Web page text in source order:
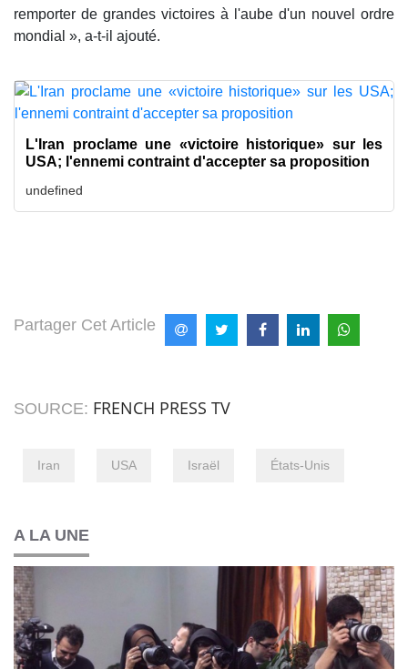
remporter de grandes victoires à l'aube d'un nouvel ordre
mondial », a-t-il ajouté.
L'Iran proclame une «victoire historique» sur les
USA; l'ennemi contraint d'accepter sa proposition
undefined
Partager Cet Article
SOURCE: FRENCH PRESS TV
Iran USA Israël États-Unis
A LA UNE